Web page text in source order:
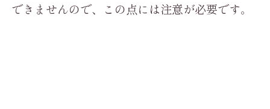
できませんので、この点には注意が必要です。